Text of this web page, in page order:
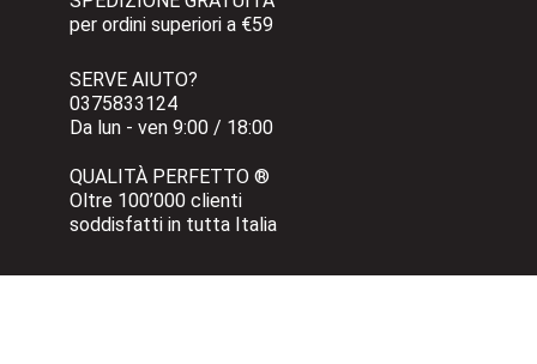
per ordini superiori a €59
SERVE AIUTO?
0375833124
Da lun - ven 9:00 / 18:00
QUALITÀ PERFETTO ®
Oltre 100’000 clienti
soddisfatti in tutta Italia